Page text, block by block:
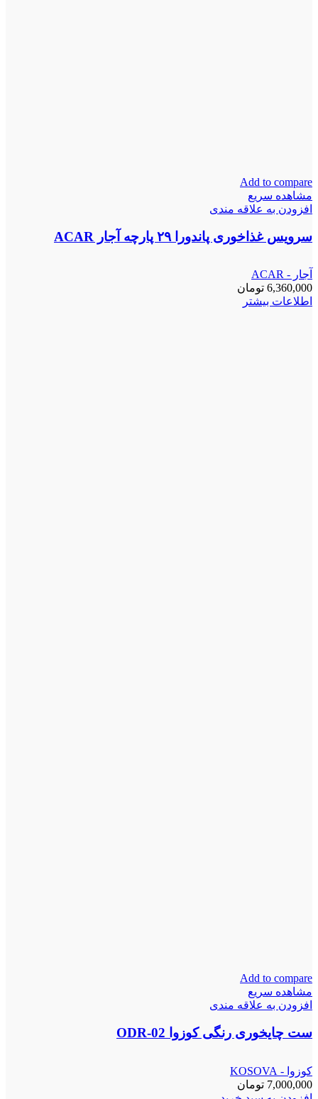
Add to compare
مشاهده سریع
افزودن به علاقه مندی
سرویس غذاخوری پاندورا ۲۹ پارچه آجار ACAR
آجار - ACAR
6,360,000 تومان
اطلاعات بیشتر
Add to compare
مشاهده سریع
افزودن به علاقه مندی
ست چایخوری رنگی کوزوا ODR-02
کوزوا - KOSOVA
7,000,000 تومان